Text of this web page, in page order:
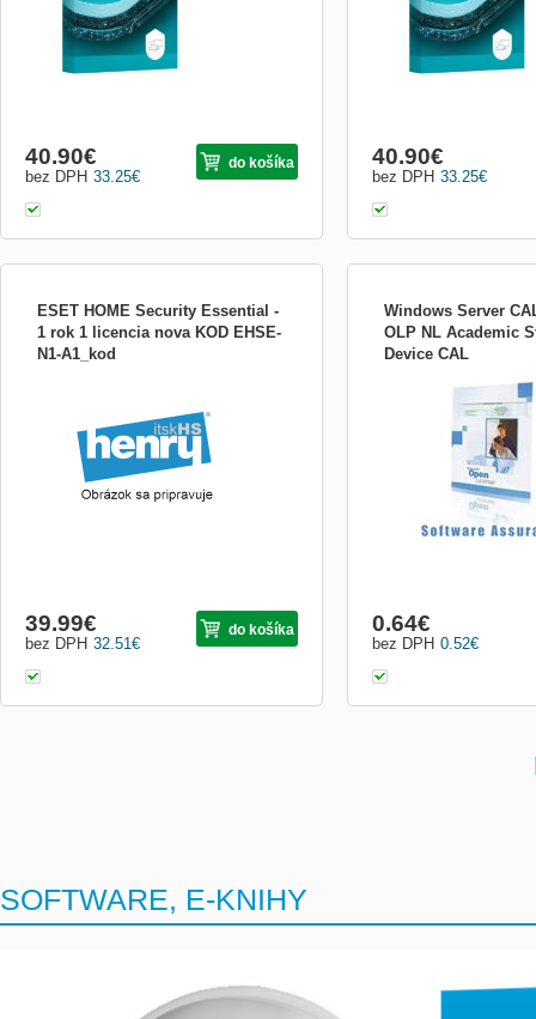
33.25€
bez DPH
40.90€ do košíka
33.25€
bez DPH
40.90€
ESET HOME Security Essential -
1 rok 1 licencia nova KOD EHSE-
N1-A1_kod
32.51€
bez DPH
39.99€ do košíka
Windows Server
OLP NL Academic
Device CAL
Software
Assurance; Jazyk:Bez
Spôsob platby:Upgrade;
platby:Jednorázovo; Typ
License; Produktový
0.52€
bez DPH
0.64€
SOFTWARE, E-KNIHY